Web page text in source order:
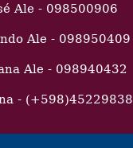
Ale - 098500906
Ale - 098950409
Ale - 098940432
- (+598)45229838